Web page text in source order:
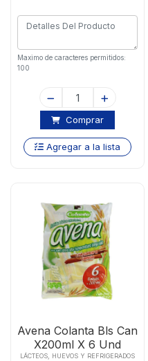
Maximo de caracteres permitidos:
100
Comprar
Agregar a la lista
Avena Colanta Bls Can
X200ml X 6 Und
LÁCTEOS, HUEVOS Y REFRIGERADOS